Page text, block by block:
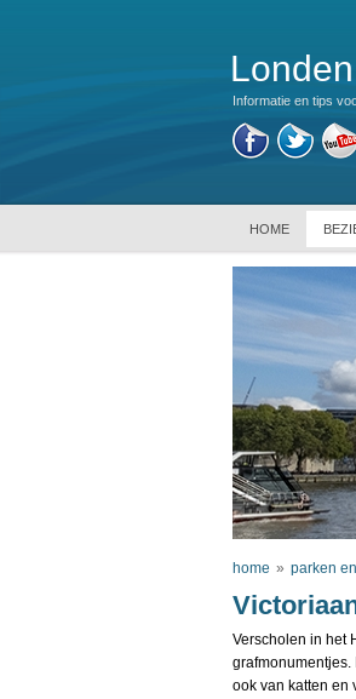
Londen
Informatie en tips
HOME
home » parken
Verscholen in het
grafmonumentjes.
ook van katten en